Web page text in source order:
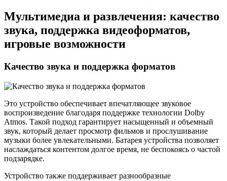
Мультимедиа и развлечения: качество
звука, поддержка видеоформатов,
игровые возможности
Качество звука и поддержка форматов
Это устройство обеспечивает впечатляющее звуковое
воспроизведение благодаря поддержке технологии Dolby
Atmos. Такой подход гарантирует насыщенный и объемный
звук, который делает просмотр фильмов и прослушивание
музыки более увлекательными. Батарея устройства позволяет
наслаждаться контентом долгое время, не беспокоясь о частой
подзарядке.
Устройство также поддерживает разнообразные